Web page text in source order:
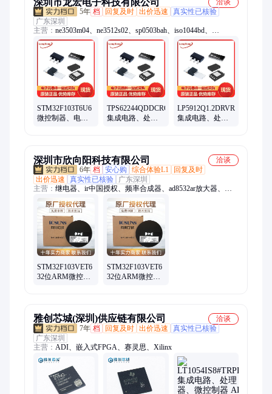
洽谈
5年 档 回复及时 出价迅速
真实性已核验
广东深圳
主营： ne3503m04、ne3512s02、sp0503bah、iso1044bd、
lt8410edc、保险丝、比较器、b02p-vl-r、ase5s4010、触发器、解
码器、thvd1500d、thvd1451d、sy8032abc、hip2100ib、
opa4172id、连接器、mx1a-11nw、lshd-7501、ths4531id、二极
管、hsmm-c170、tps22914b、lf353dre4、装原封
STM32F103T6U6
微控制器、电子
TPS62244QDDCRQ1
集成电路、处理
LP5912Q1.2DRVRQ1
集成电路、处理
深圳市欣向阳科技有限公司
洽谈
6年 档 安心购 综合体验L1
回复及时
出价迅速
真实性已核验
广东深圳
主营： 继电器、ir中国授权、频率合成器、ad8532ar放大器、
ad828arz放大器、ad829jrz放大器、ad818arz放大器、ad8031arz放
大器、ad8058arz放大器、ad8532arz放大器、ad8001arz放大器、
ad8307arz放大器、ad8651armz放大器、ad8099ardz放大器、
ad8534aruz放大器、ad706jr通用运放、op42gsz精密运放、
op90gpz通用运放、ad8417brmz放大器、op07csz精密运放、
ad712jrz精密运放、hmc326ms8ge放大器、op490gsz通用运放、
op162gsz精密运放、ad848jrz通用运放
STM32F103VET6
32位ARM微控制
STM32F103VET6
32位ARM微控制
雅创芯城(深圳)供应链有限公司
洽谈
7年 档 回复及时 出价迅速
真实性已核验
广东深圳
主营： ADI、嵌入式FPGA、赛灵思、Xilinx